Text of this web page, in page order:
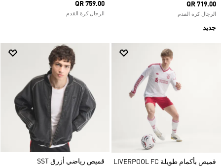
QR 719.00
الرجال كرة القدم
جديد
QR 759.00
الرجال كرة القدم
قميص بأكمام طويلة LIVERPOOL FC
قميص رياضي أزرق SST